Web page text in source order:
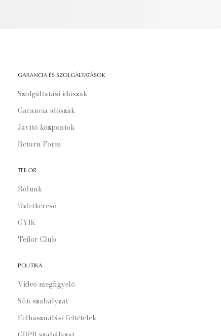
GARANCIA ÉS SZOLGÁLTATÁSOK
Szolgáltatási időszak
Garancia időszak
Javító központok
Return Form
TEILOR
Rólunk
Üzletkereső
GYIK
Teilor Club
POLITIKA
Videó megfigyelő
Süti szabályzat
Felhasználási feltételek